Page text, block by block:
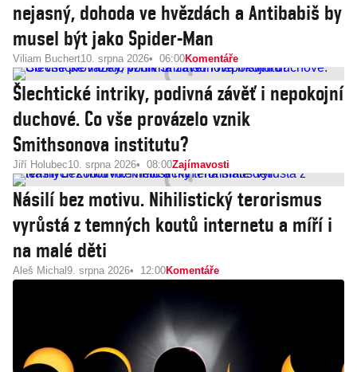
nejasný, dohoda ve hvězdách a Antibabiš by
musel být jako Spider-Man
Viliam Buchert10. srpna 2026 06:00Komentáře
Šlechtické intriky, podivná závěť i nepokojní
duchové. Co vše provázelo vznik
Smithsonova institutu?
Jiří Holubec10. srpna 2026 08:00Zajímavosti
Násilí bez motivu. Nihilistický terorismus
vyrůstá z temných koutů internetu a míří i
na malé děti
Aleš Michal 9. srpna 2026 12:00Komentáře